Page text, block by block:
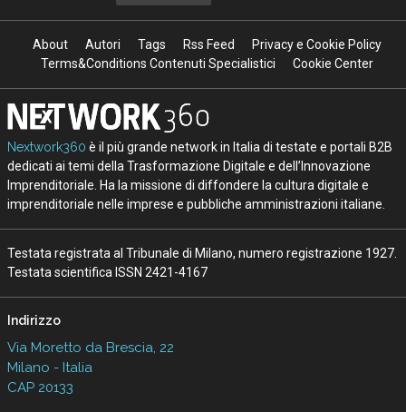
About Autori Tags Rss Feed
Privacy e Cookie Policy
Terms&Conditions Contenuti Specialistici
Cookie Center
Nextwork360 è il più grande network in Italia di testate e portali B2B
dedicati ai temi della Trasformazione Digitale e dell’Innovazione
Imprenditoriale. Ha la missione di diffondere la cultura digitale e
imprenditoriale nelle imprese e pubbliche amministrazioni italiane.
Testata registrata al Tribunale di Milano, numero registrazione 1927.
Testata scientifica ISSN 2421-4167
Indirizzo
Via Moretto da Brescia, 22
Milano - Italia
CAP 20133